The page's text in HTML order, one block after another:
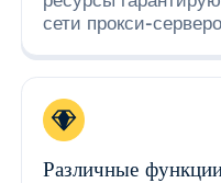
сети прокси-
Различные